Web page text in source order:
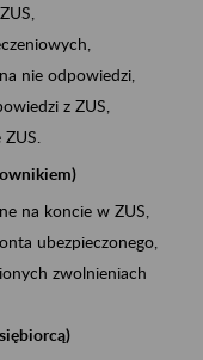
nie odpowiedzi,
z ZUS,
na koncie w ZUS,
ubezpieczonego,
zwolnieniach